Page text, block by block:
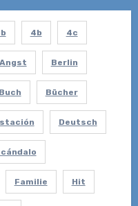
4b 4c
Angst Berlin
Buch Bücher
Deutsch
Familie Hit